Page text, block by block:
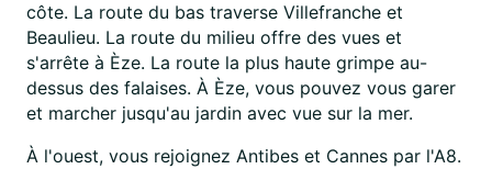
côte. La route du bas traverse Villefranche et
Beaulieu. La route du milieu offre des vues et
s'arrête à Èze. La route la plus haute grimpe au-
dessus des falaises. À Èze, vous pouvez vous garer
et marcher jusqu'au jardin avec vue sur la mer.
À l'ouest, vous rejoignez Antibes et Cannes par l'A8.